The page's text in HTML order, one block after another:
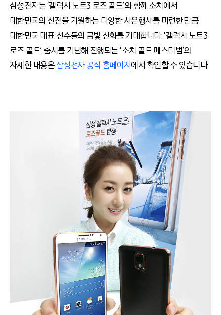
삼성전자는 ‘갤럭시 노트3 로즈 골드’와 함께 소치에서
대한민국의 선전을 기원하는 다양한 사은행사를 마련한 만큼
대한민국 대표 선수들의 금빛 신화를 기대합니다. ‘갤럭시 노트3
로즈 골드’ 출시를 기념해 진행되는 ‘소치 골드 페스티벌’의
자세한 내용은삼성전자 공식 홈페이지 에서 확인할 수 있습니다.